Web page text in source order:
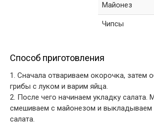
Майонез
Чипсы
Способ приготовления
1. Сначала отвариваем окорочка, затем
грибы с луком и варим яйца.
2. После чего начинаем укладку салата.
смешиваем с майонезом и выкладываем
салата.